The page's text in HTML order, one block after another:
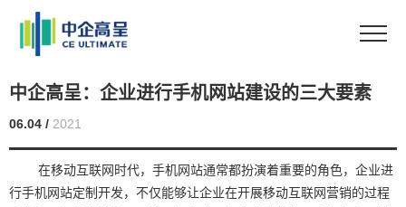
中企高呈：企业进行手机网站建设的三大要素
06.04 / 2021
在移动互联网时代，手机网站通常都扮演着重要的角色，企业进
行手机网站定制开发，不仅能够让企业在开展移动互联网营销的过程